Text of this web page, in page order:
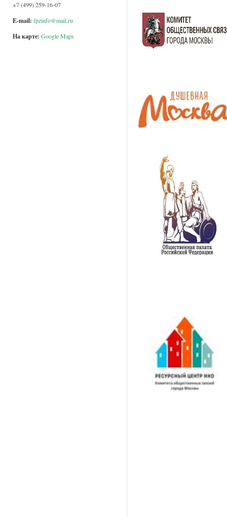
+7 (499) 259-16-07
E-mail: fpzinfo@mail.ru
На карте: Google Maps